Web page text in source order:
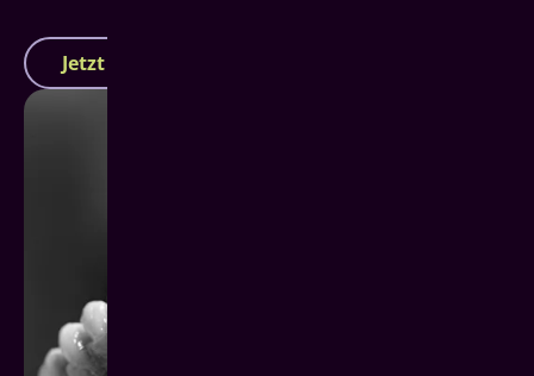
Jetzt Termin vereinbaren